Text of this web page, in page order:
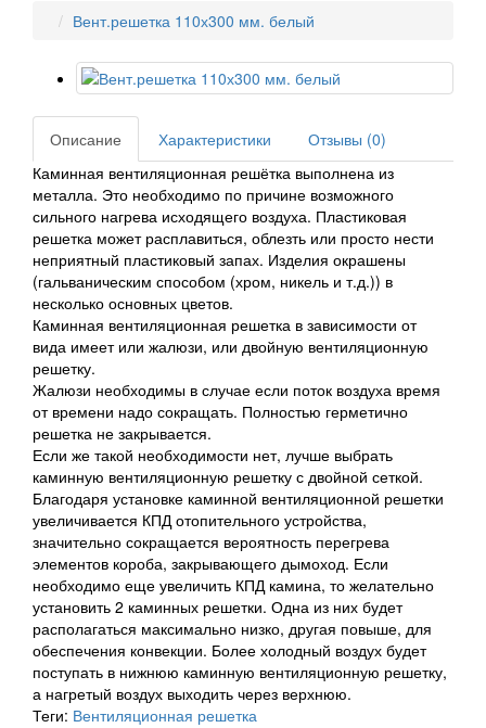
Вент.решетка 110х300 мм. белый
Описание Характеристики
Отзывы (0)
Каминная вентиляционная решётка выполнена из
металла. Это необходимо по причине возможного
сильного нагрева исходящего воздуха. Пластиковая
решетка может расплавиться, облезть или просто нести
неприятный пластиковый запах. Изделия окрашены
(гальваническим способом (хром, никель и т.д.)) в
несколько основных цветов.
Каминная вентиляционная решетка в зависимости от
вида имеет или жалюзи, или двойную вентиляционную
решетку.
Жалюзи необходимы в случае если поток воздуха время
от времени надо сокращать. Полностью герметично
решетка не закрывается.
Если же такой необходимости нет, лучше выбрать
каминную вентиляционную решетку с двойной сеткой.
Благодаря установке каминной вентиляционной решетки
увеличивается КПД отопительного устройства,
значительно сокращается вероятность перегрева
элементов короба, закрывающего дымоход. Если
необходимо еще увеличить КПД камина, то желательно
установить 2 каминных решетки. Одна из них будет
располагаться максимально низко, другая повыше, для
обеспечения конвекции. Более холодный воздух будет
поступать в нижнюю каминную вентиляционную решетку,
а нагретый воздух выходить через верхнюю.
Теги: Вентиляционная решетка